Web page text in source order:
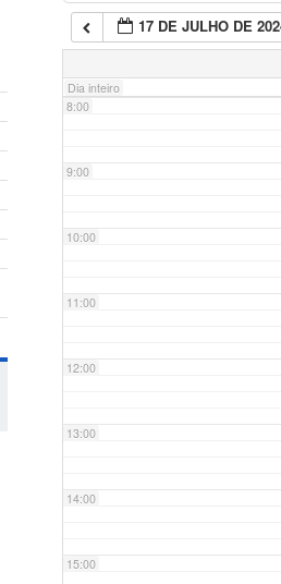
17 DE JULHO DE
Dia inteiro
7:00
8:00
9:00
10:00
11:00
12:00
13:00
14:00
15:00